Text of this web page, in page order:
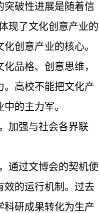
突破性进展是随着信
现了文化创意产业的
创意产业的核心。
品格、创意思维，
。高校不能把文化产
中的主力军。
加强与社会各界联
通过文博会的契机使
效的运行机制。过去
科研成果转化为生产